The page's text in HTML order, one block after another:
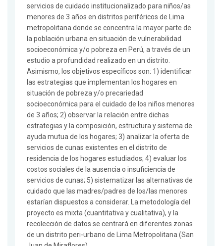
servicios de cuidado institucionalizado para niños/as
menores de 3 años en distritos periféricos de Lima
metropolitana donde se concentra la mayor parte de
la población urbana en situación de vulnerabilidad
socioeconómica y/o pobreza en Perú, a través de un
estudio a profundidad realizado en un distrito.
Asimismo, los objetivos específicos son: 1) identificar
las estrategias que implementan los hogares en
situación de pobreza y/o precariedad
socioeconómica para el cuidado de los niños menores
de 3 años; 2) observar la relación entre dichas
estrategias y la composición, estructura y sistema de
ayuda mutua de los hogares; 3) analizar la oferta de
servicios de cunas existentes en el distrito de
residencia de los hogares estudiados; 4) evaluar los
costos sociales de la ausencia o insuficiencia de
servicios de cunas; 5) sistematizar las alternativas de
cuidado que las madres/padres de los/las menores
estarían dispuestos a considerar. La metodología del
proyecto es mixta (cuantitativa y cualitativa), y la
recolección de datos se centrará en diferentes zonas
de un distrito peri-urbano de Lima Metropolitana (San